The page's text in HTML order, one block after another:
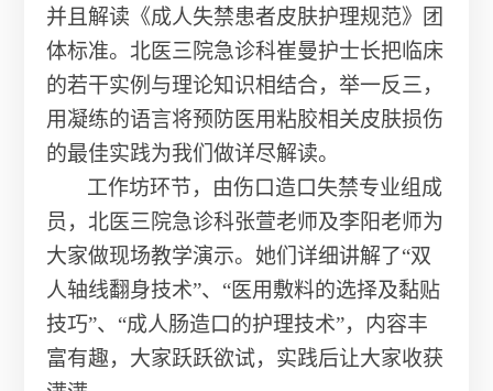
并且解读《成人失禁患者皮肤护理规范》团
体标准。北医三院急诊科崔曼护士长把临床
的若干实例与理论知识相结合，举一反三，
用凝练的语言将预防医用粘胶相关皮肤损伤
的最佳实践为我们做详尽解读。
工作坊环节，由伤口造口失禁专业组成
员，北医三院急诊科张萱老师及李阳老师为
大家做现场教学演示。她们详细讲解了“双
人轴线翻身技术”、“医用敷料的选择及黏贴
技巧”、“成人肠造口的护理技术”，内容丰
富有趣，大家跃跃欲试，实践后让大家收获